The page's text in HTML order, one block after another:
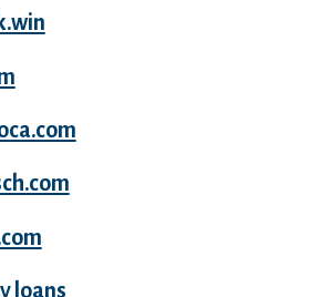
loans